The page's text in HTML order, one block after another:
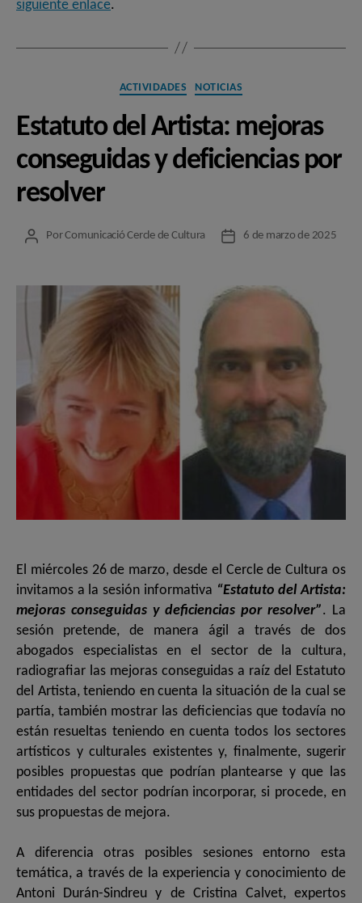
siguiente enlace.
Categorías
ACTIVIDADES NOTICIAS
Estatuto del Artista: mejoras
conseguidas y deficiencias por
resolver
Autor
PorComunicació Cercle de Cultura
Fecha
entrada
6 de marzo de 2025
El miércoles 26 de marzo, desde el Cercle de Cultura os
invitamos a la sesión informativa “Estatuto del Artista:
mejoras conseguidas y deficiencias por resolver”. La
sesión pretende, de manera ágil a través de dos
abogados especialistas en el sector de la cultura,
radiografiar las mejoras conseguidas a raíz del Estatuto
del Artista, teniendo en cuenta la situación de la cual se
partía, también mostrar las deficiencias que todavía no
están resueltas teniendo en cuenta todos los sectores
artísticos y culturales existentes y, finalmente, sugerir
posibles propuestas que podrían plantearse y que las
entidades del sector podrían incorporar, si procede, en
sus propuestas de mejora.
A diferencia otras posibles sesiones entorno esta
temática, a través de la experiencia y conocimiento de
Antoni Durán-Sindreu y de Cristina Calvet, expertos